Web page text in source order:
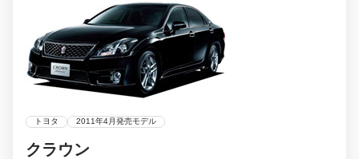
トヨタ 2011年4月発売モデル
クラウン